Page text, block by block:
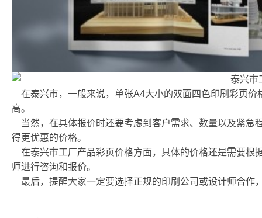
在泰兴市，一般来说，单张A4大小的双面四色印刷彩页
高。
当然，在具体报价时还要考虑到客户需求、数量以及紧
得更优惠的价格。
在泰兴市工厂产品彩页价格方面，具体的价格还是需要
师进行咨询和报价。
最后，提醒大家一定要选择正规的印刷公司或设计师合